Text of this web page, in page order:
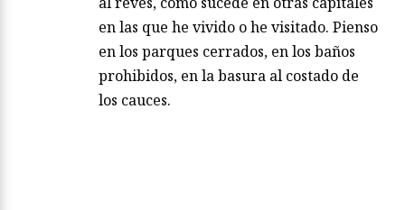
en las que he vivido o he visitado. Pienso
en los parques cerrados, en los baños
prohibidos, en la basura al costado de
los cauces.